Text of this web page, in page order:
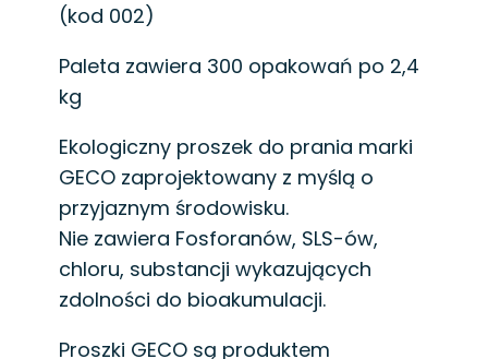
(kod 002)
Paleta zawiera 300 opakowań po 2,4
kg
Ekologiczny proszek do prania marki
GECO zaprojektowany z myślą o
przyjaznym środowisku.
Nie zawiera Fosforanów, SLS-ów,
chloru, substancji wykazujących
zdolności do bioakumulacji.
Proszki GECO są produktem